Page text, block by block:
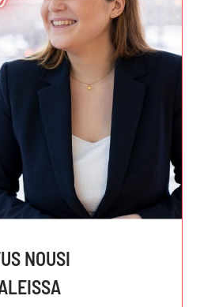
NOUSI